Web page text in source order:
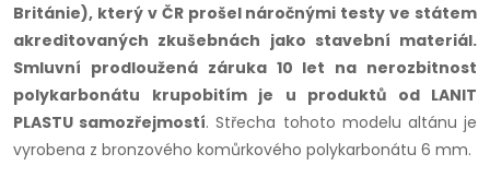
Británie), který v ČR prošel náročnými testy ve státem
akreditovaných zkušebnách jako stavební materiál.
Smluvní prodloužená záruka 10 let na nerozbitnost
polykarbonátu krupobitím je u produktů od LANIT
PLASTU samozřejmostí. Střecha tohoto modelu altánu je
vyrobena z bronzového komůrkového polykarbonátu 6 mm.